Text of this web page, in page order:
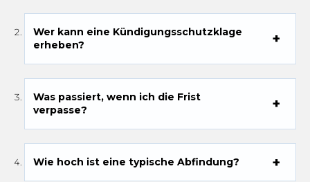
Wer kann eine Kündigungsschutzklage
erheben?
Was passiert, wenn ich die Frist
verpasse?
Wie hoch ist eine typische Abfindung?